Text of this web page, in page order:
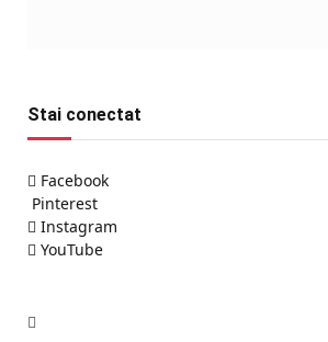
Stai conectat
Facebook
Pinterest
Instagram
YouTube